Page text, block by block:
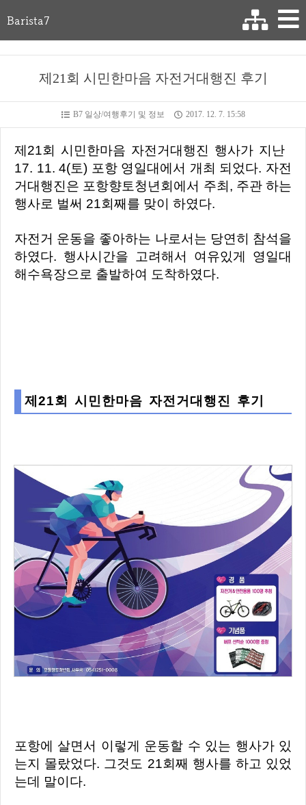
Barista7
제21회 시민한마음 자전거대행진 후기
B7 일상/여행후기 및 정보 2017. 12. 7. 15:58
제21회 시민한마음 자전거대행진 행사가 지난
17. 11. 4(토) 포항 영일대에서 개최 되었다. 자전
거대행진은 포항향토청년회에서 주최, 주관 하는
행사로 벌써 21회째를 맞이 하였다.
자전거 운동을 좋아하는 나로서는 당연히 참석을
하였다. 행사시간을 고려해서 여유있게 영일대
해수욕장으로 출발하여 도착하였다.
제21회 시민한마음 자전거대행진 후기
포항에 살면서 이렇게 운동할 수 있는 행사가 있
는지 몰랐었다. 그것도 21회째 행사를 하고 있었
는데 말이다.